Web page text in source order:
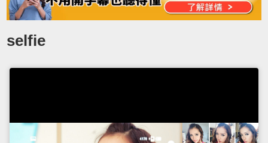
selfie